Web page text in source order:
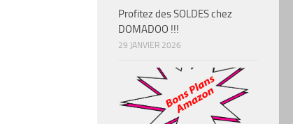
Profitez des SOLDES chez
DOMADOO !!!
29 JANVIER 2026